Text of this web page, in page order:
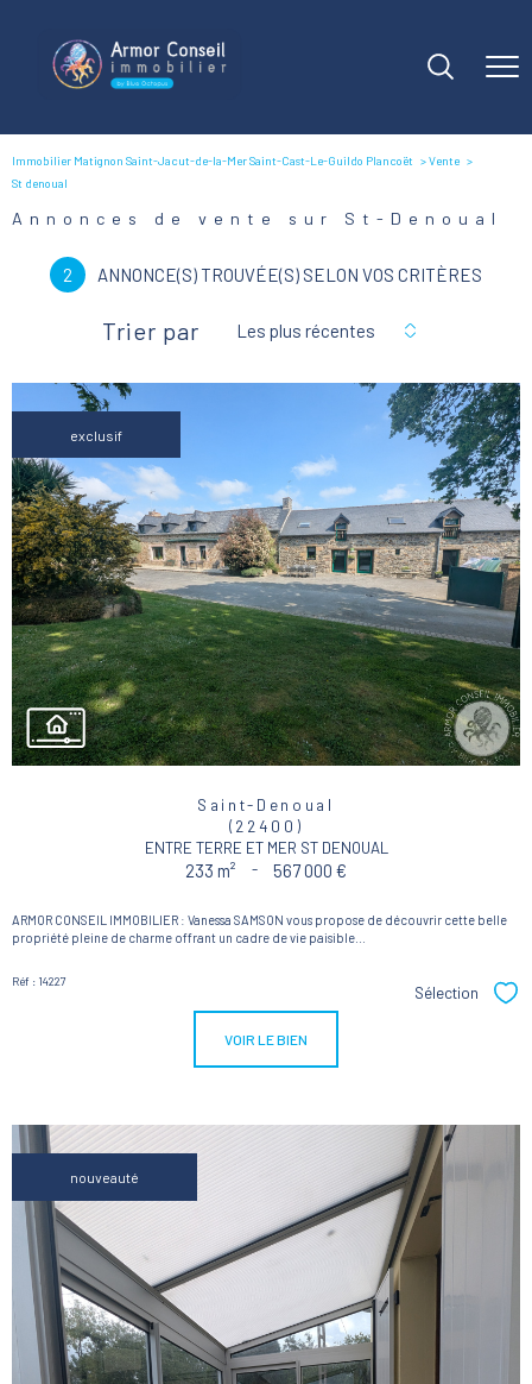
Immobilier Matignon Saint-Jacut-de-la-Mer Saint-Cast-Le-Guildo Plancoët
Vente
St denoual
Annonces de vente sur St-Denoual
2 ANNONCE(S) TROUVÉE(S) SELON VOS CRITÈRES
Trier par Les plus récentes
exclusif
Saint-Denoual
(22400)
ENTRE TERRE ET MER ST DENOUAL
233 m² - 567 000 €
ARMOR CONSEIL IMMOBILIER : Vanessa SAMSON vous propose de découvrir cette belle
propriété pleine de charme offrant un cadre de vie paisible...
Réf : 14227
Sélection
VOIR LE BIEN
nouveauté